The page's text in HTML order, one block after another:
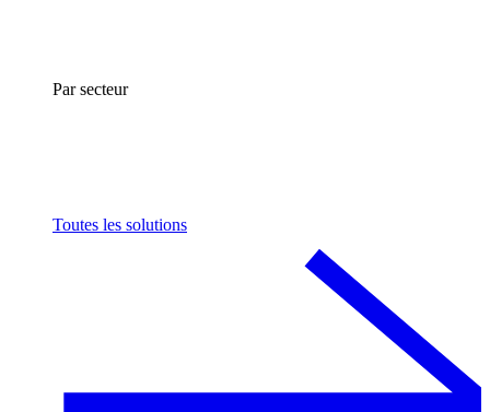
Par secteur
Toutes les solutions